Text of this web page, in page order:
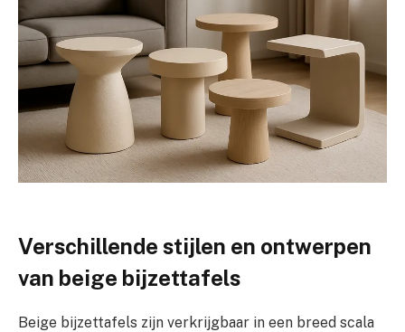
Verschillende stijlen en ontwerpen
van beige bijzettafels
Beige bijzettafels zijn verkrijgbaar in een breed scala